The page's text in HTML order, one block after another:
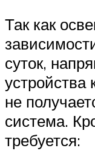
Так как
суток,
устройства
не
система.
требуется: